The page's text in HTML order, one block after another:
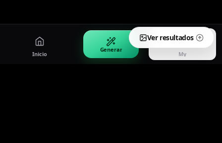
Inicio
Generar
My
Ver resultados